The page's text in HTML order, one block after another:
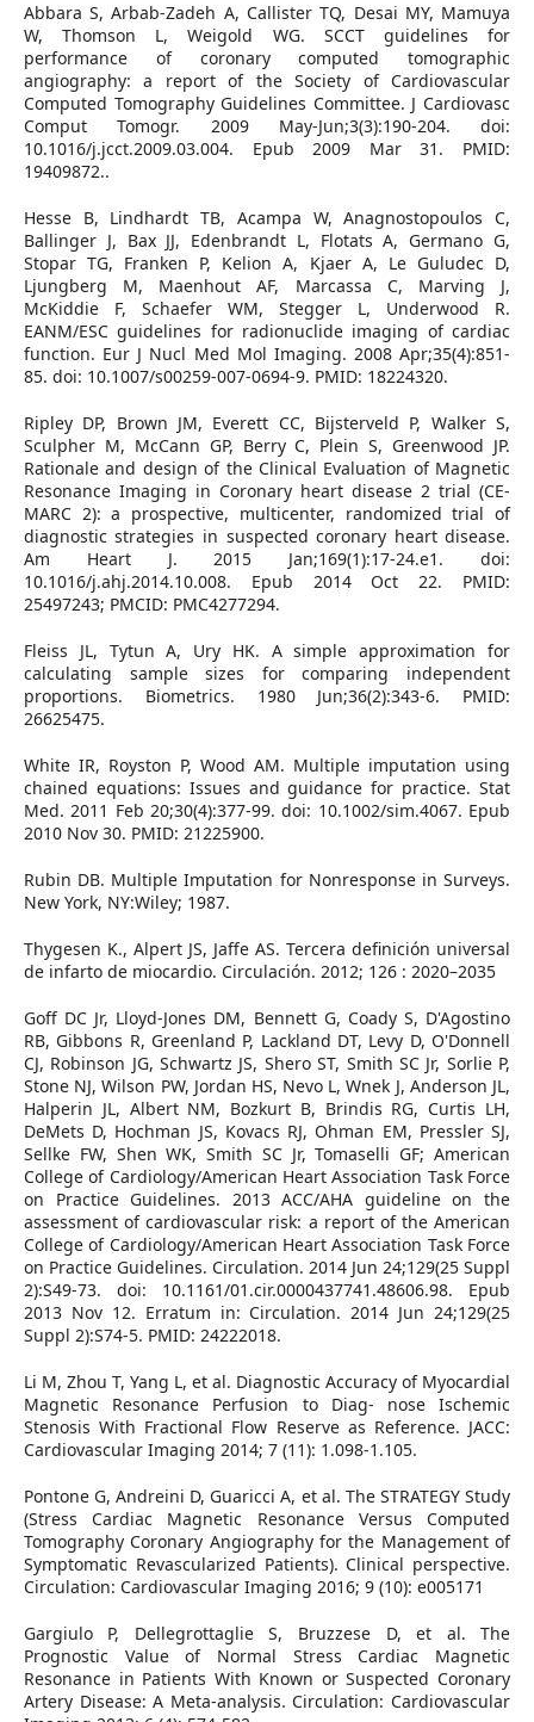
Abbara S, Arbab-Zadeh A, Callister TQ, Desai MY, Mamuya
W, Thomson L, Weigold WG. SCCT guidelines for
performance of coronary computed tomographic
angiography: a report of the Society of Cardiovascular
Computed Tomography Guidelines Committee. J Cardiovasc
Comput Tomogr. 2009 May-Jun;3(3):190-204. doi:
10.1016/j.jcct.2009.03.004. Epub 2009 Mar 31. PMID:
19409872..
Hesse B, Lindhardt TB, Acampa W, Anagnostopoulos C,
Ballinger J, Bax JJ, Edenbrandt L, Flotats A, Germano G,
Stopar TG, Franken P, Kelion A, Kjaer A, Le Guludec D,
Ljungberg M, Maenhout AF, Marcassa C, Marving J,
McKiddie F, Schaefer WM, Stegger L, Underwood R.
EANM/ESC guidelines for radionuclide imaging of cardiac
function. Eur J Nucl Med Mol Imaging. 2008 Apr;35(4):851-
85. doi: 10.1007/s00259-007-0694-9. PMID: 18224320.
Ripley DP, Brown JM, Everett CC, Bijsterveld P, Walker S,
Sculpher M, McCann GP, Berry C, Plein S, Greenwood JP.
Rationale and design of the Clinical Evaluation of Magnetic
Resonance Imaging in Coronary heart disease 2 trial (CE-
MARC 2): a prospective, multicenter, randomized trial of
diagnostic strategies in suspected coronary heart disease.
Am Heart J. 2015 Jan;169(1):17-24.e1. doi:
10.1016/j.ahj.2014.10.008. Epub 2014 Oct 22. PMID:
25497243; PMCID: PMC4277294.
Fleiss JL, Tytun A, Ury HK. A simple approximation for
calculating sample sizes for comparing independent
proportions. Biometrics. 1980 Jun;36(2):343-6. PMID:
26625475.
White IR, Royston P, Wood AM. Multiple imputation using
chained equations: Issues and guidance for practice. Stat
Med. 2011 Feb 20;30(4):377-99. doi: 10.1002/sim.4067. Epub
2010 Nov 30. PMID: 21225900.
Rubin DB. Multiple Imputation for Nonresponse in Surveys.
New York, NY:Wiley; 1987.
Thygesen K., Alpert JS, Jaffe AS. Tercera definición universal
de infarto de miocardio. Circulación. 2012; 126 : 2020–2035
Goff DC Jr, Lloyd-Jones DM, Bennett G, Coady S, D'Agostino
RB, Gibbons R, Greenland P, Lackland DT, Levy D, O'Donnell
CJ, Robinson JG, Schwartz JS, Shero ST, Smith SC Jr, Sorlie P,
Stone NJ, Wilson PW, Jordan HS, Nevo L, Wnek J, Anderson JL,
Halperin JL, Albert NM, Bozkurt B, Brindis RG, Curtis LH,
DeMets D, Hochman JS, Kovacs RJ, Ohman EM, Pressler SJ,
Sellke FW, Shen WK, Smith SC Jr, Tomaselli GF; American
College of Cardiology/American Heart Association Task Force
on Practice Guidelines. 2013 ACC/AHA guideline on the
assessment of cardiovascular risk: a report of the American
College of Cardiology/American Heart Association Task Force
on Practice Guidelines. Circulation. 2014 Jun 24;129(25 Suppl
2):S49-73. doi: 10.1161/01.cir.0000437741.48606.98. Epub
2013 Nov 12. Erratum in: Circulation. 2014 Jun 24;129(25
Suppl 2):S74-5. PMID: 24222018.
Li M, Zhou T, Yang L, et al. Diagnostic Accuracy of Myocardial
Magnetic Resonance Perfusion to Diag- nose Ischemic
Stenosis With Fractional Flow Reserve as Reference. JACC:
Cardiovascular Imaging 2014; 7 (11): 1.098-1.105.
Pontone G, Andreini D, Guaricci A, et al. The STRATEGY Study
(Stress Cardiac Magnetic Resonance Versus Computed
Tomography Coronary Angiography for the Management of
Symptomatic Revascularized Patients). Clinical perspective.
Circulation: Cardiovascular Imaging 2016; 9 (10): e005171
Gargiulo P, Dellegrottaglie S, Bruzzese D, et al. The
Prognostic Value of Normal Stress Cardiac Magnetic
Resonance in Patients With Known or Suspected Coronary
Artery Disease: A Meta-analysis. Circulation: Cardiovascular